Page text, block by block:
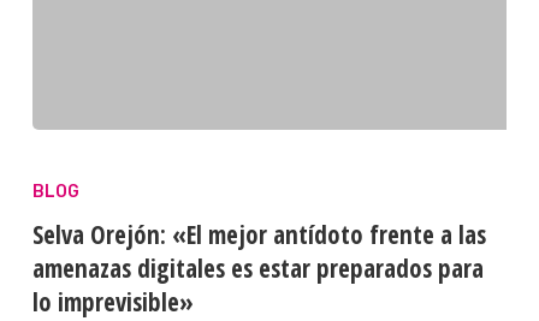
BLOG
Selva Orejón: «El mejor antídoto frente a las
amenazas digitales es estar preparados para
lo imprevisible»